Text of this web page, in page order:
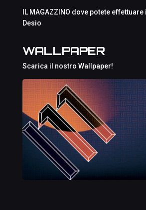
IL MAGAZZINO dove potete
Desio
WALLPAPER
Scarica il nostro Wallpaper!